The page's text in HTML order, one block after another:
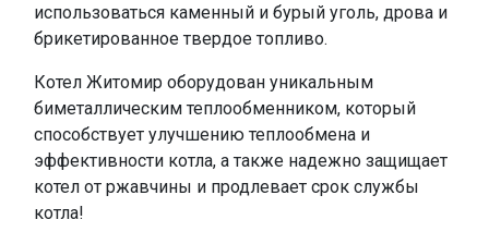
использоваться каменный и бурый уголь, дрова и
брикетированное твердое топливо.
Котел Житомир оборудован уникальным
биметаллическим теплообменником, который
способствует улучшению теплообмена и
эффективности котла, а также надежно защищает
котел от ржавчины и продлевает срок службы
котла!